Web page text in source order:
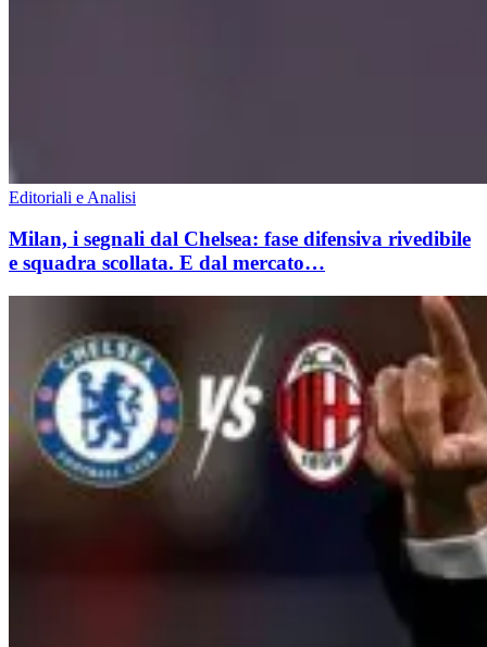
Editoriali e Analisi
Milan, i segnali dal Chelsea: fase difensiva rivedibile
e squadra scollata. E dal mercato…